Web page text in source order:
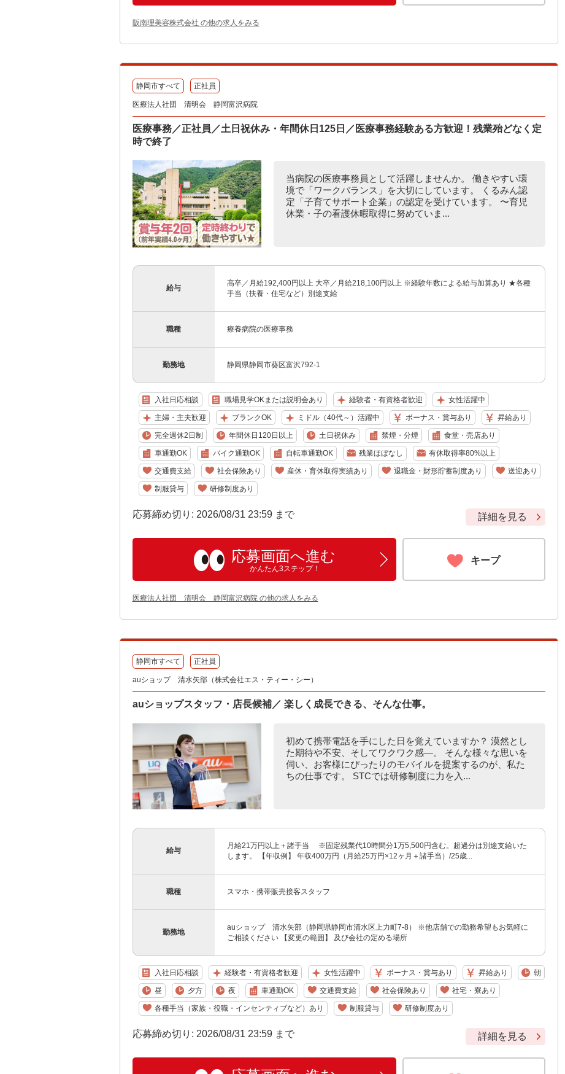
阪南理美容株式会社 の他の求人をみる
静岡市すべて 正社員
医療法人社団 清明会 静岡富沢病院
医療事務／正社員／土日祝休み・年間休日125日／医療事務経験ある方歓迎！残業殆どなく定
時で終了
当病院の医療事務員として活躍しませんか。 働きやすい環
境で「ワークバランス」を大切にしています。 くるみん認
定「子育てサポート企業」の認定を受けています。 〜育児
休業・子の看護休暇取得に努めていま...
給与
高卒／月給192,400円以上 大卒／月給218,100円以上 ※経験年数による給与加算あり ★各種
手当（扶養・住宅など）別途支給
職種 療養病院の医療事務
勤務地 静岡県静岡市葵区富沢792-1
入社日応相談 職場見学OKまたは説明会あり 経験者・有資格者歓迎 女性活躍中
主婦・主夫歓迎 ブランクOK ミドル（40代～）活躍中 ボーナス・賞与あり 昇給あり
完全週休2日制 年間休日120日以上 土日祝休み 禁煙・分煙 食堂・売店あり
車通勤OK バイク通勤OK 自転車通勤OK 残業ほぼなし 有休取得率80%以上
交通費支給 社会保険あり 産休・育休取得実績あり 退職金・財形貯蓄制度あり 送迎あり
制服貸与 研修制度あり
応募締め切り: 2026/08/31 23:59 まで 詳細を見る
応募画面へ進む
かんたん3ステップ！
キープ
医療法人社団 清明会 静岡富沢病院 の他の求人をみる
静岡市すべて 正社員
auショップ 清水矢部（株式会社エス・ティー・シー）
auショップスタッフ・店長候補／ 楽しく成長できる、そんな仕事。
初めて携帯電話を手にした日を覚えていますか？ 漠然とし
た期待や不安、そしてワクワク感―。 そんな様々な思いを
伺い、お客様にぴったりのモバイルを提案するのが、私た
ちの仕事です。 STCでは研修制度に力を入...
給与
月給21万円以上＋諸手当 ※固定残業代10時間分1万5,500円含む。超過分は別途支給いた
します。 【年収例】 年収400万円（月給25万円×12ヶ月＋諸手当）/25歳...
職種 スマホ・携帯販売接客スタッフ
勤務地
auショップ 清水矢部（静岡県静岡市清水区上力町7-8） ※他店舗での勤務希望もお気軽に
ご相談ください 【変更の範囲】 及び会社の定める場所
入社日応相談 経験者・有資格者歓迎 女性活躍中 ボーナス・賞与あり 昇給あり 朝
昼 夕方 夜 車通勤OK 交通費支給 社会保険あり 社宅・寮あり
各種手当（家族・役職・インセンティブなど）あり 制服貸与 研修制度あり
応募締め切り: 2026/08/31 23:59 まで 詳細を見る